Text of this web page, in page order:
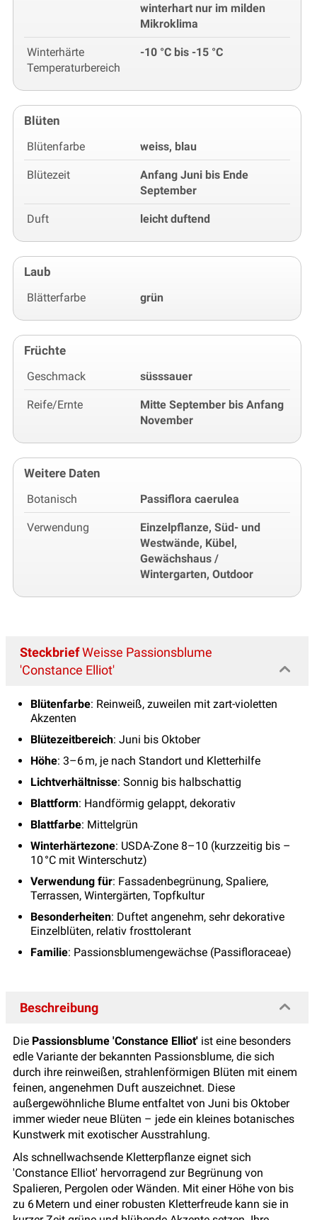
winterhart nur im milden
Mikroklima
Winterhärte
Temperaturbereich
-10 °C bis -15 °C
Blüten
Blütenfarbe weiss, blau
Blütezeit
Anfang Juni bis Ende
September
Duft leicht duftend
Laub
Blätterfarbe grün
Früchte
Geschmack süsssauer
Reife/Ernte
Mitte September bis Anfang
November
Weitere Daten
Botanisch Passiflora caerulea
Verwendung
Einzelpflanze, Süd- und
Westwände, Kübel,
Gewächshaus /
Wintergarten, Outdoor
SteckbriefWeisse Passionsblume
'Constance Elliot'
Blütenfarbe: Reinweiß, zuweilen mit zart-violetten
Akzenten
Blütezeitbereich: Juni bis Oktober
Höhe: 3–6 m, je nach Standort und Kletterhilfe
Lichtverhältnisse: Sonnig bis halbschattig
Blattform: Handförmig gelappt, dekorativ
Blattfarbe: Mittelgrün
Winterhärtezone: USDA-Zone 8–10 (kurzzeitig bis –
10 °C mit Winterschutz)
Verwendung für: Fassadenbegrünung, Spaliere,
Terrassen, Wintergärten, Topfkultur
Besonderheiten: Duftet angenehm, sehr dekorative
Einzelblüten, relativ frosttolerant
Familie: Passionsblumengewächse (Passifloraceae)
Beschreibung
Die Passionsblume 'Constance Elliot' ist eine besonders
edle Variante der bekannten Passionsblume, die sich
durch ihre reinweißen, strahlenförmigen Blüten mit einem
feinen, angenehmen Duft auszeichnet. Diese
außergewöhnliche Blume entfaltet von Juni bis Oktober
immer wieder neue Blüten – jede ein kleines botanisches
Kunstwerk mit exotischer Ausstrahlung.
Als schnellwachsende Kletterpflanze eignet sich
'Constance Elliot' hervorragend zur Begrünung von
Spalieren, Pergolen oder Wänden. Mit einer Höhe von bis
zu 6 Metern und einer robusten Kletterfreude kann sie in